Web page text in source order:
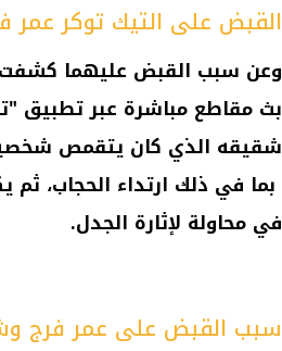
القبض على التيك توكر عمر
وعن سبب القبض عليهما كشفت
بث مقاطع مباشرة عبر تطبيق "
شقيقه الذي كان يتقمص
بما في ذلك ارتداء الحجاب،
في محاولة لإثارة الجدل.
سبب القبض على عمر فرج